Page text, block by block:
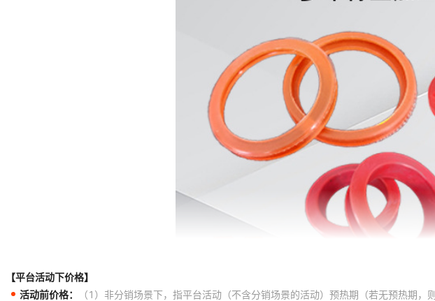
【平台活动下价格】
活动前价格：
（1）非分销场景下，指平台活动（不含分销场景的活动）预热期（若无预热期